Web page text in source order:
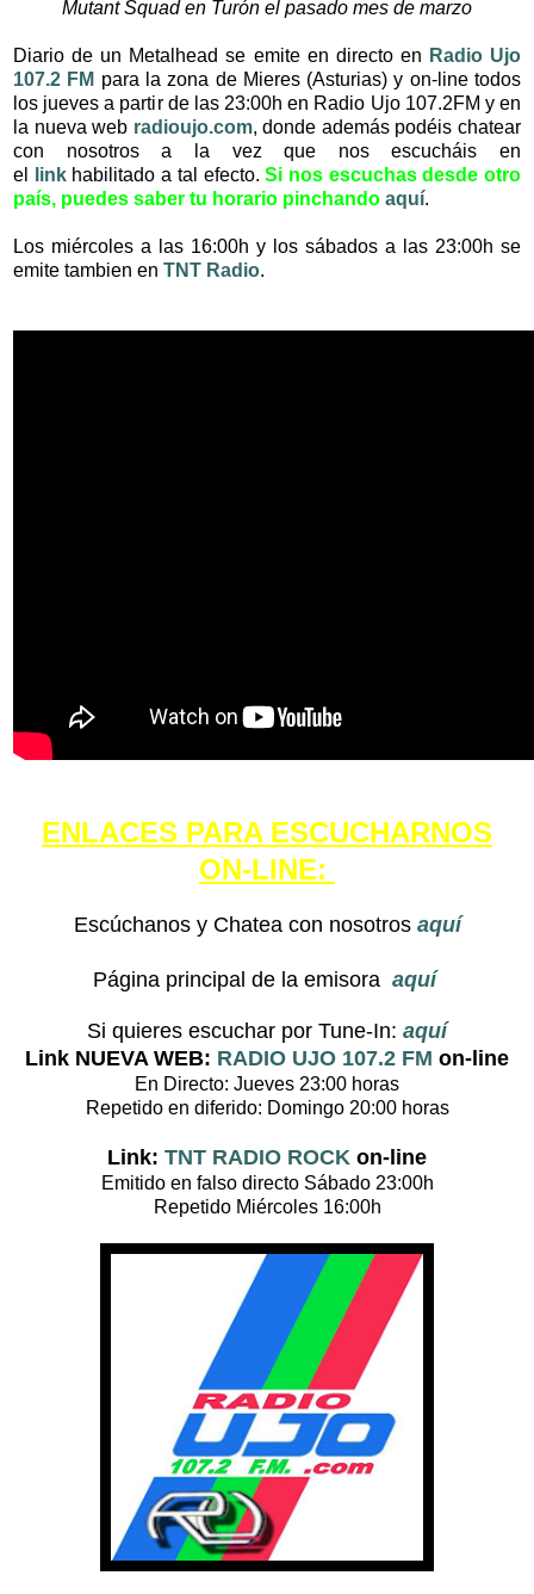
Mutant Squad en Turón el pasado mes de marzo
Diario de un Metalhead se emite en directo en Radio Ujo
107.2 FM para la zona de Mieres (Asturias) y on-linetodos
los jueves a partir de las 23:00h en Radio Ujo 107.2FM y en
la nueva web radioujo.com, donde además podéis chatear
con nosotros a la vez que nos escucháis en
el
linkhabilitado a tal efecto.Si nos escuchas desde otro
país, puedes saber tu horario pinchando aquí.
Los miércoles a las 16:00h y los sábados a las 23:00h se
emite tambien en TNT Radio.
ENLACES PARA ESCUCHARNOS
ON-LINE:
Escúchanos y Chatea con nosotros aquí
Página principal de la emisora aquí
Si quieres escuchar por Tune-In: aquí
Link NUEVA WEB: RADIO UJO 107.2 FM on-line
En Directo: Jueves 23:00 horas
Repetido en diferido: Domingo 20:00 horas
Link: TNT RADIO ROCK on-line
Emitido en falso directo Sábado 23:00h
Repetido Miércoles 16:00h